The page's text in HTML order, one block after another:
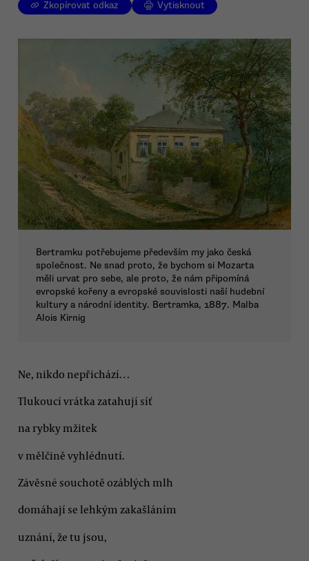
Zkopírovat odkaz Vytisknout
Bertramku potřebujeme především my jako česká
společnost. Ne snad proto, že bychom si Mozarta
měli urvat pro sebe, ale proto, že nám připomíná
evropské kořeny a evropské souvislosti naší hudební
kultury a národní identity. Bertramka, 1887. Malba
Alois Kirnig
Ne, nikdo nepřichází…
Tlukoucí vrátka zatahují síť
na rybky mžitek
v mělčině vyhlédnutí.
Závěsné souchotě ozáblých mlh
domáhají se lehkým zakašláním
uznání, že tu jsou,